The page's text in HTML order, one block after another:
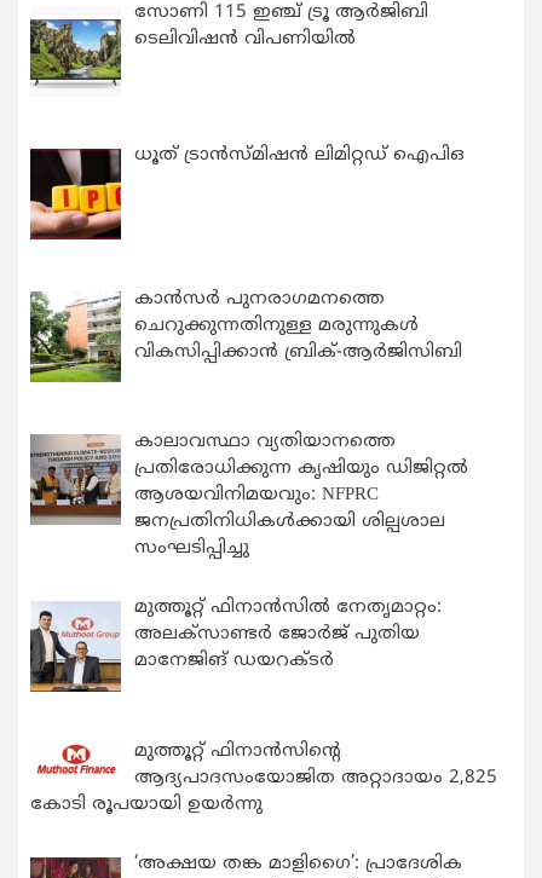
സോണി 115 ഇഞ്ച് ട്രൂ ആർജിബി
ടെലിവിഷൻ വിപണിയിൽ
ധൂത് ട്രാൻസ്മിഷൻ ലിമിറ്റഡ് ഐപിഒ
കാന്‍സര്‍ പുനരാഗമനത്തെ
ചെറുക്കുന്നതിനുള്ള മരുന്നുകള്‍
വികസിപ്പിക്കാന്‍ ബ്രിക്-ആര്‍ജിസിബി
കാലാവസ്ഥാ വ്യതിയാനത്തെ
പ്രതിരോധിക്കുന്ന കൃഷിയും ഡിജിറ്റൽ
ആശയവിനിമയവും: NFPRC
ജനപ്രതിനിധികൾക്കായി ശില്പശാല
സംഘടിപ്പിച്ചു
മുത്തൂറ്റ് ഫിനാൻസിൽ നേതൃമാറ്റം:
അലക്സാണ്ടർ ജോർജ് പുതിയ
മാനേജിങ് ഡയറക്ടർ
മുത്തൂറ്റ് ഫിനാൻസിന്റെ
ആദ്യപാദസംയോജിത അറ്റാദായം 2,825
കോടി രൂപയായി ഉയർന്നു
‘അക്ഷയ തങ്ക മാളിഗൈ’: പ്രാദേശിക